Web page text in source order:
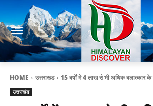
HOME उत्तराखंड 15 बर्षों में 4 लाख से भी अधिक बलात्कार के
उत्तराखंड